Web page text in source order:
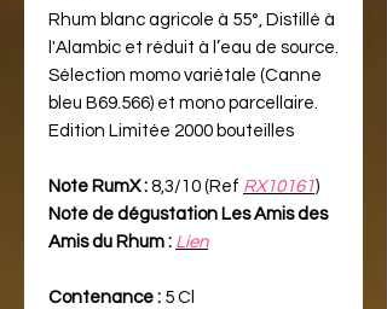
Rhum blanc agricole à 55°, Distillé à
l'Alambic et réduit à l’eau de source.
Sélection momo variétale (Canne
bleu B69.566) et mono parcellaire.
Edition Limitée 2000 bouteilles
Note RumX : 8,3/10 (Ref RX10161)
Note de dégustation Les Amis des
Amis du Rhum : Lien
Contenance : 5 Cl